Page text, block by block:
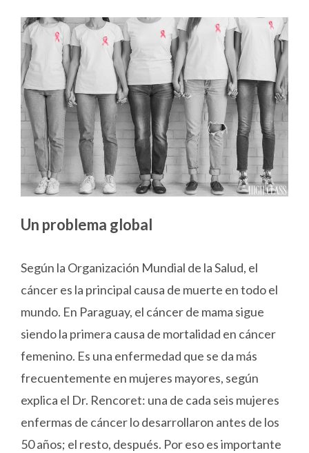
Un problema global
Según la Organización Mundial de la Salud, el
cáncer es la principal causa de muerte en todo el
mundo. En Paraguay, el cáncer de mama sigue
siendo la primera causa de mortalidad en cáncer
femenino. Es una enfermedad que se da más
frecuentemente en mujeres mayores, según
explica el Dr. Rencoret: una de cada seis mujeres
enfermas de cáncer lo desarrollaron antes de los
50 años; el resto, después. Por eso es importante